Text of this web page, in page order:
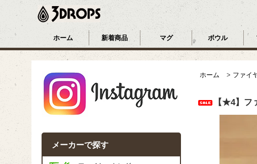
ホーム 新着商品 マグ ボウル
ホーム > ファイ
【★4】フ
メーカーで探す